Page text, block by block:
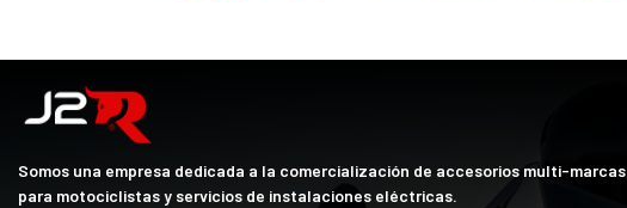
Somos una empresa dedicada a la comercialización de accesorios multi-marcas
para motociclistas y servicios de instalaciones eléctricas.